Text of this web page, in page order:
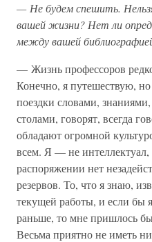
— Не будем спешить.
вашей жизни? Нет ли
между вашей
— Жизнь профессоров
Конечно, я путешествую, но
поездки словами,
столами, говорят, всегда
обладают огромной
всем. Я — не
распоряжении нет
резервов. То, что я знаю,
текущей работы, и если бы
раньше, то мне пришлось
Весьма приятно не иметь